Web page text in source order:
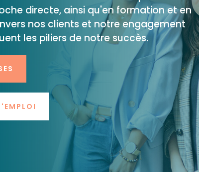
directe, ainsi qu'en formation et en
nos clients et notre engagement
les piliers de notre succès.